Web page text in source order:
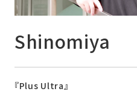
採用情報
メンバー
会社情報
会社概要
Shinomiya
『Plus Ultra』